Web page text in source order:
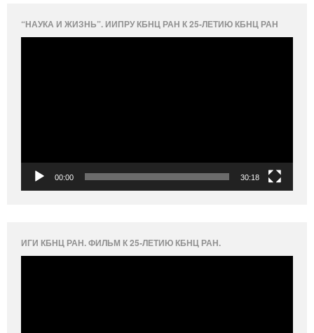
“НАУКА И ЖИЗНЬ”. ИИПРУ КБНЦ РАН К 25-ЛЕТИЮ КБНЦ РАН
00:00 30:18
ИГИ КБНЦ РАН. ФИЛЬМ К 25-ЛЕТИЮ КБНЦ РАН.